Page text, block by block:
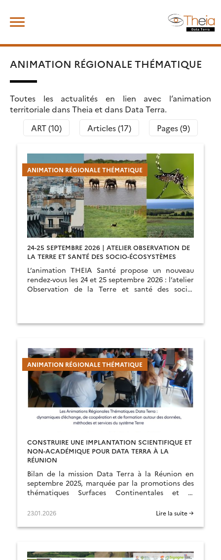
content
ANIMATION RÉGIONALE THÉMATIQUE
Toutes les actualités en lien avec l’animation
territoriale dans Theia et dans Data Terra.
ART (10)
Articles (17) Pages (9)
ANIMATION RÉGIONALE THÉMATIQUE
24-25 SEPTEMBRE 2026 | ATELIER OBSERVATION DE
LA TERRE ET SANTÉ DES SOCIO-ÉCOSYSTÈMES
L’animation THEIA Santé propose un nouveau
rendez-vous les 24 et 25 septembre 2026 : l’atelier
Observation de la Terre et santé des socio-
ANIMATION RÉGIONALE THÉMATIQUE
CONSTRUIRE UNE IMPLANTATION SCIENTIFIQUE ET
NON-ACADÉMIQUE POUR DATA TERRA À LA
RÉUNION
Bilan de la mission Data Terra à la Réunion en
septembre 2025, marquée par la promotions des
thématiques Surfaces Continentales et la
23.01.2026 Lire la suite →